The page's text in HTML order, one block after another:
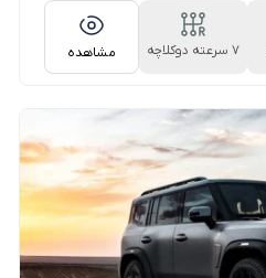
۷ سرعته دوکلاچه مشاهده